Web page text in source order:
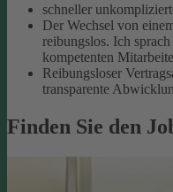
schneller
Der Wechsel von
reibungslos. Ich
kompetenten
Reibungsloser
transparente
Finden Sie den